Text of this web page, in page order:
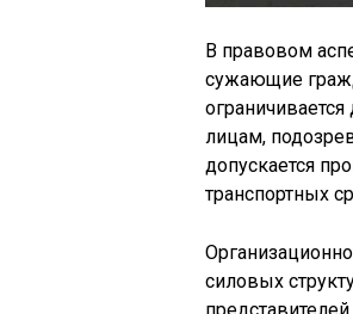
В правовом
сужающие
лицам,
допускается
транспортных
силовых